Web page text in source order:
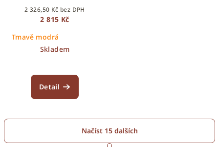
2 326,50 Kč bez DPH
2 815 Kč
Tmavě modrá
Skladem
Detail
Načíst 15 dalších